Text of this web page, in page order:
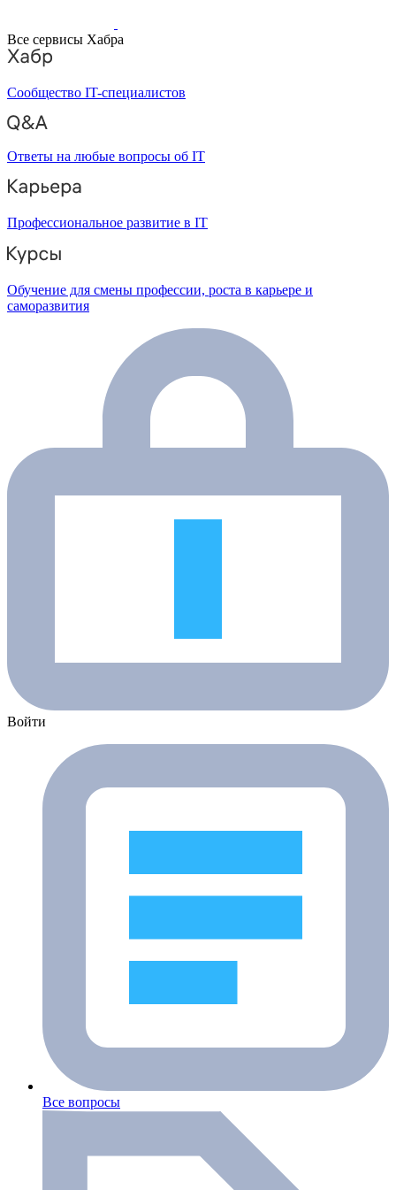
Все сервисы Хабра
Сообщество IT-специалистов
Ответы на любые вопросы об IT
Профессиональное развитие в IT
Обучение для смены профессии, роста в карьере и
саморазвития
Войти
Все вопросы